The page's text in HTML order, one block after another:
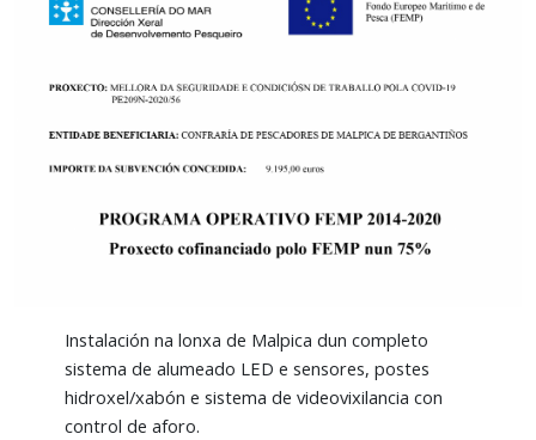
Instalación na lonxa de Malpica dun completo
sistema de alumeado LED e sensores, postes
hidroxel/xabón e sistema de videovixilancia con
control de aforo.